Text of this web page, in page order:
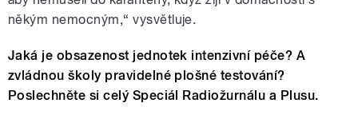
někým nemocným,“ vysvětluje.
Jaká je obsazenost jednotek intenzivní péče? A
zvládnou školy pravidelné plošné testování?
Poslechněte si celý Speciál Radiožurnálu a Plusu.